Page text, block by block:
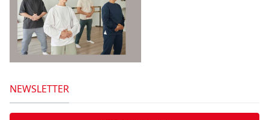
NEWSLETTER